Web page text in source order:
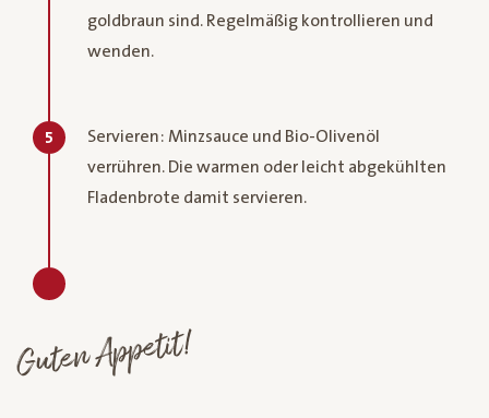
goldbraun sind. Regelmäßig kontrollieren und
wenden.
5
Servieren: Minzsauce und Bio-Olivenöl
verrühren. Die warmen oder leicht abgekühlten
Fladenbrote damit servieren.
Guten Appetit!